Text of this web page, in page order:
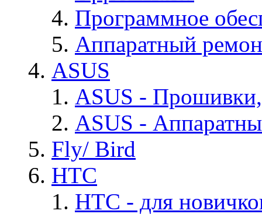
Программное
Аппаратный
ASUS
ASUS -
ASUS -
Fly/ Bird
HTC
HTC - для